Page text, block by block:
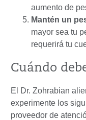
aumento de
Mantén un
mayor sea tu
requerirá tu
Cuándo
El Dr. Zohrabian
experimente los
proveedor de